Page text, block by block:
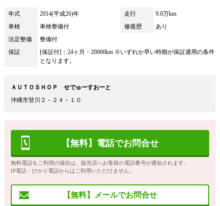
年式 2014(平成26)年 走行
9.0万km
車検
車検整備付 修復歴
あり
法定整備
整備付
保証
[保証付]：24ヶ月・20000km ※いずれか早い時期が保証適用の条件
となります。
ＡＵＴＯＳＨＯＰ せでゅーすおーと
沖縄市登川２－２４－１０
【無料】電話でお問合せ
無料電話をご利用の場合は、販売店へお客様の電話番号が通知されます。
IP電話・ひかり電話からはご利用いただけません。
【無料】メールでお問合せ